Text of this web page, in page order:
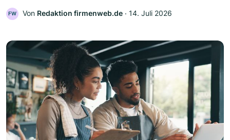
FW Von Redaktion firmenweb.de ‧ 14. Juli 2026